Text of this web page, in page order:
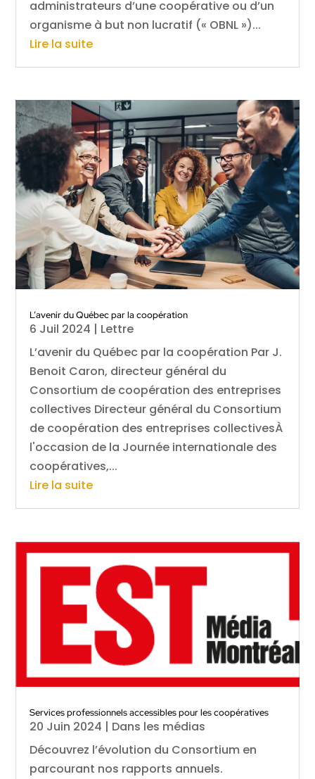
administrateurs d’une coopérative ou d’un
organisme à but non lucratif (« OBNL »)...
Lire la suite
L’avenir du Québec par la coopération
6 Juil 2024 | Lettre
L’avenir du Québec par la coopération Par J.
Benoit Caron, directeur général du
Consortium de coopération des entreprises
collectives Directeur général du Consortium
de coopération des entreprises collectivesÀ
l'occasion de la Journée internationale des
coopératives,...
Lire la suite
Services professionnels accessibles pour les coopératives
20 Juin 2024 | Dans les médias
Découvrez l’évolution du Consortium en
parcourant nos rapports annuels.